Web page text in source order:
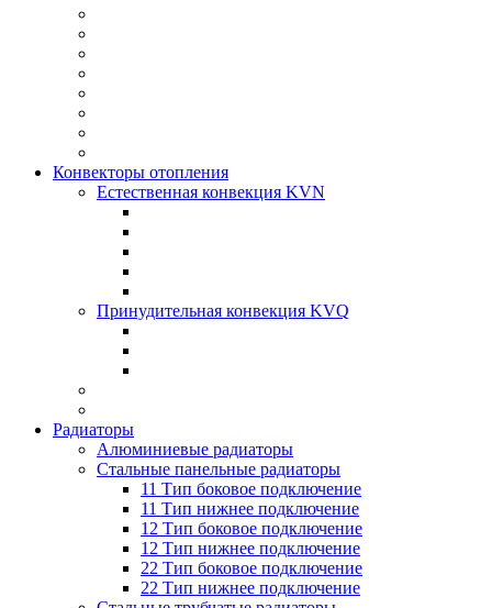
Конвекторы отопления
Естественная конвекция KVN
Принудительная конвекция KVQ
Радиаторы
Алюминиевые радиаторы
Стальные панельные радиаторы
11 Тип боковое подключение
11 Тип нижнее подключение
12 Тип боковое подключение
12 Тип нижнее подключение
22 Тип боковое подключение
22 Тип нижнее подключение